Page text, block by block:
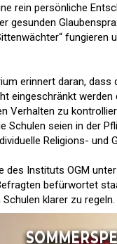
rein persönliche
gesunden
erinnert daran,
eingeschränkt
Verhalten zu
Schulen seien in der
Religions- und
des Instituts OGM
befürwortet
klarer zu regeln.